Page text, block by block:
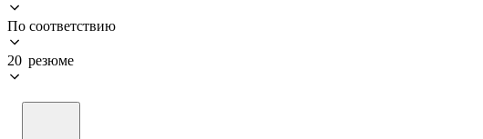
По соответствию
20 резюме